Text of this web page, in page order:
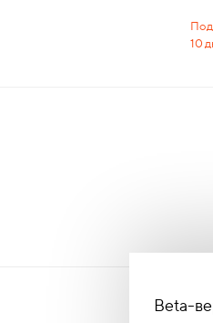
Под
10
Beta-